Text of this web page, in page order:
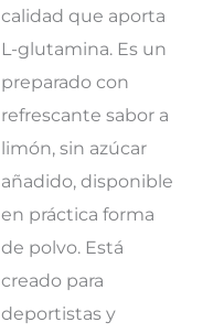
calidad que aporta
L-glutamina. Es un
preparado con
refrescante sabor a
limón, sin azúcar
añadido, disponible
en práctica forma
de polvo. Está
creado para
deportistas y